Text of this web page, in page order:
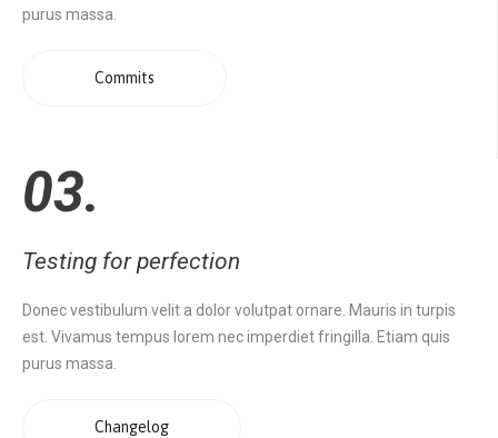
purus massa.
Commits
03.
Testing for perfection
Donec vestibulum velit a dolor volutpat ornare. Mauris in turpis
est. Vivamus tempus lorem nec imperdiet fringilla. Etiam quis
purus massa.
Changelog